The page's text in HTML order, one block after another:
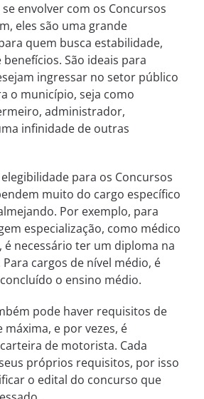
envolver com os Concursos
eles são uma grande
quem busca estabilidade,
São ideais para
ingressar no setor público
o município, seja como
administrador,
infinidade de outras
para os Concursos
muito do cargo específico
Por exemplo, para
especialização, como médico
é necessário ter um diploma na
cargos de nível médio, é
o ensino médio.
pode haver requisitos de
máxima, e por vezes, é
de motorista. Cada
próprios requisitos, por isso
o edital do concurso que